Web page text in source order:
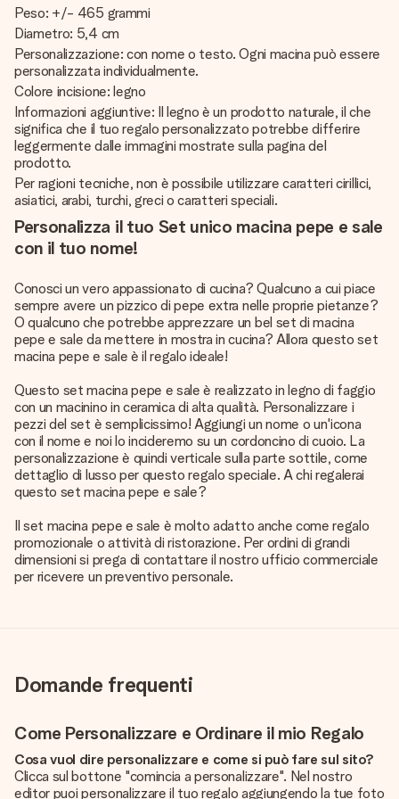
Peso: +/- 465 grammi
Diametro: 5,4 cm
Personalizzazione: con nome o testo. Ogni macina può essere
personalizzata individualmente.
Colore incisione: legno
Informazioni aggiuntive: Il legno è un prodotto naturale, il che
significa che il tuo regalo personalizzato potrebbe differire
leggermente dalle immagini mostrate sulla pagina del
prodotto.
Per ragioni tecniche, non è possibile utilizzare caratteri cirillici,
asiatici, arabi, turchi, greci o caratteri speciali.
Personalizza il tuo Set unico macina pepe e sale
con il tuo nome!
Conosci un vero appassionato di cucina? Qualcuno a cui piace
sempre avere un pizzico di pepe extra nelle proprie pietanze?
O qualcuno che potrebbe apprezzare un bel set di macina
pepe e sale da mettere in mostra in cucina? Allora questo set
macina pepe e sale è il regalo ideale!
Questo set macina pepe e sale è realizzato in legno di faggio
con un macinino in ceramica di alta qualità. Personalizzare i
pezzi del set è semplicissimo! Aggiungi un nome o un'icona
con il nome e noi lo incideremo su un cordoncino di cuoio. La
personalizzazione è quindi verticale sulla parte sottile, come
dettaglio di lusso per questo regalo speciale. A chi regalerai
questo set macina pepe e sale?
Il set macina pepe e sale è molto adatto anche come regalo
promozionale o attività di ristorazione. Per ordini di grandi
dimensioni si prega di contattare il nostro ufficio commerciale
per ricevere un preventivo personale.
Domande frequenti
Come Personalizzare e Ordinare il mio Regalo
Cosa vuol dire personalizzare e come si può fare sul sito?
Clicca sul bottone "comincia a personalizzare". Nel nostro
editor puoi personalizzare il tuo regalo aggiungendo la tue foto